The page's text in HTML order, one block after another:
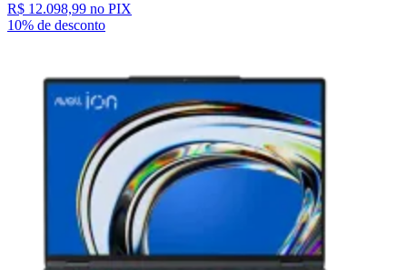
R$ 12.098,99 no PIX
10% de desconto